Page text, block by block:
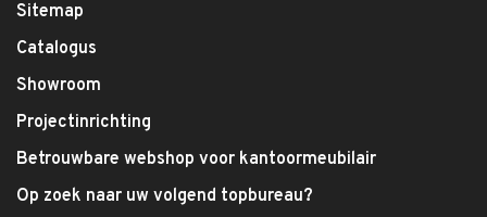
Sitemap
Catalogus
Showroom
Projectinrichting
Betrouwbare webshop voor kantoormeubilair
Op zoek naar uw volgend topbureau?